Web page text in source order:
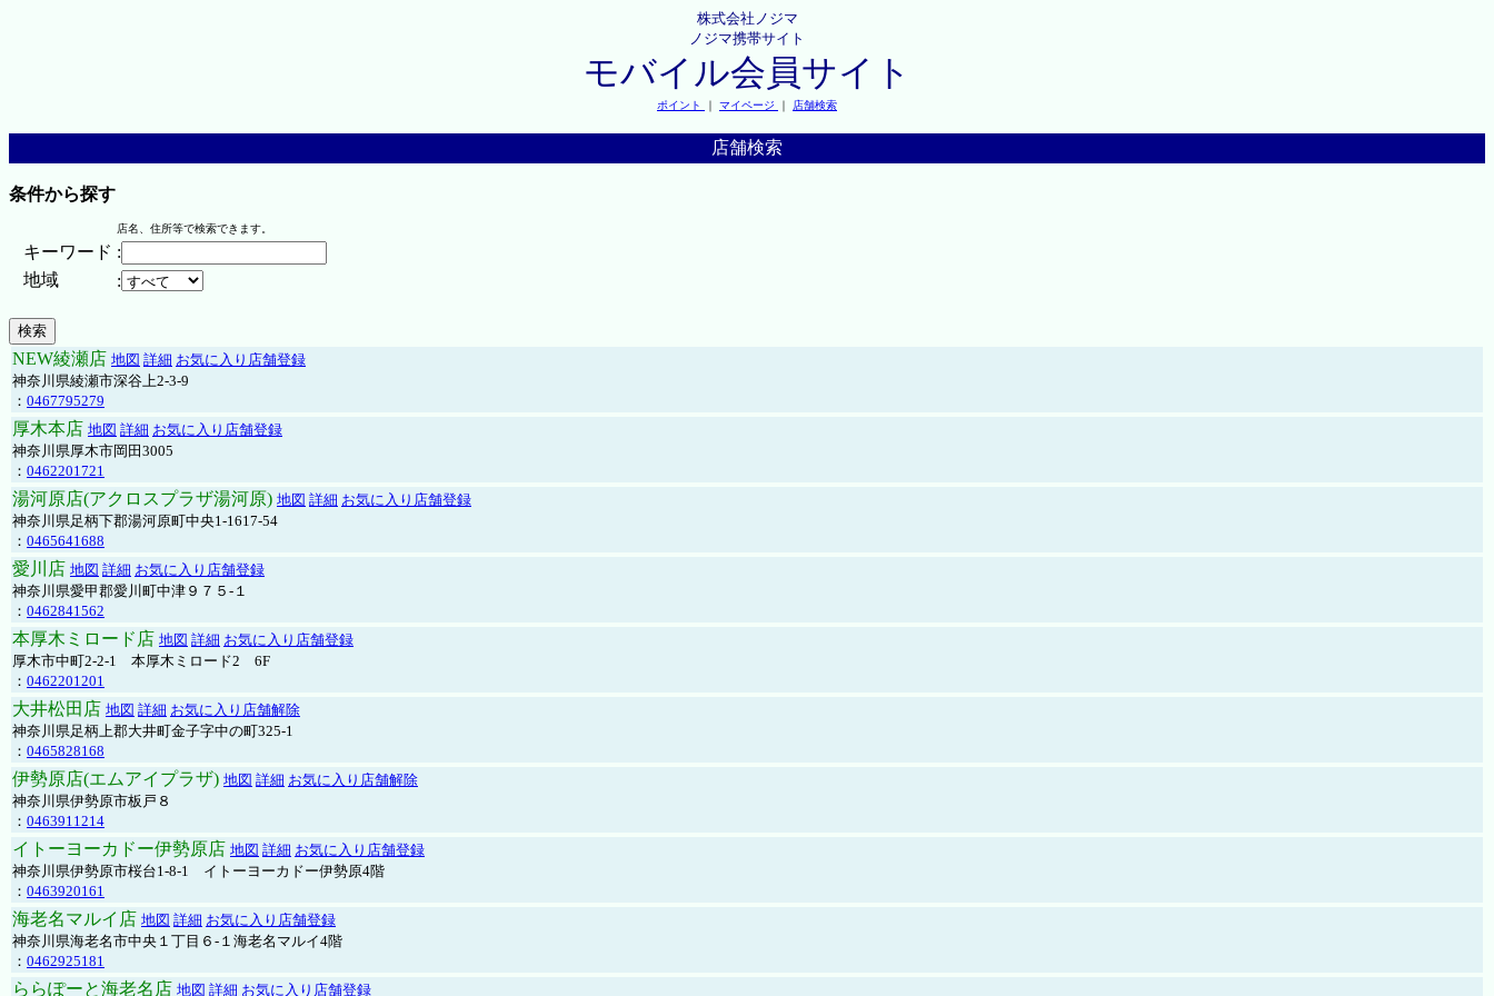
株式会社ノジマ
ノジマ携帯サイト
モバイル会員サイト
ポイント ｜ マイページ ｜ 店舗検索
店舗検索
条件から探す
店名、住所等で検索できます。
キーワード :
地域
:
NEW綾瀬店 地図 詳細 お気に入り店舗登録
神奈川県綾瀬市深谷上2-3-9
： 0467795279
厚木本店 地図 詳細 お気に入り店舗登録
神奈川県厚木市岡田3005
： 0462201721
湯河原店(アクロスプラザ湯河原) 地図 詳細 お気に入り店舗登録
神奈川県足柄下郡湯河原町中央1-1617-54
： 0465641688
愛川店 地図 詳細 お気に入り店舗登録
神奈川県愛甲郡愛川町中津９７５-１
： 0462841562
本厚木ミロード店 地図 詳細 お気に入り店舗登録
厚木市中町2-2-1 本厚木ミロード2 6F
： 0462201201
大井松田店 地図 詳細 お気に入り店舗解除
神奈川県足柄上郡大井町金子字中の町325-1
： 0465828168
伊勢原店(エムアイプラザ) 地図 詳細 お気に入り店舗解除
神奈川県伊勢原市板戸８
： 0463911214
イトーヨーカドー伊勢原店 地図 詳細 お気に入り店舗登録
神奈川県伊勢原市桜台1-8-1 イトーヨーカドー伊勢原4階
： 0463920161
海老名マルイ店 地図 詳細 お気に入り店舗登録
神奈川県海老名市中央１丁目６-１海老名マルイ4階
： 0462925181
ららぽーと海老名店 地図 詳細 お気に入り店舗登録